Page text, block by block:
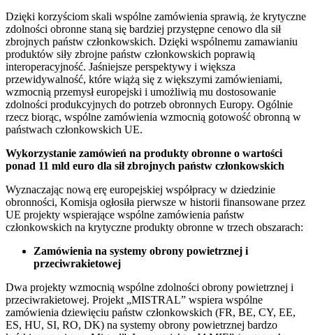
Dzięki korzyściom skali wspólne zamówienia sprawią, że krytyczne
zdolności obronne staną się bardziej przystępne cenowo dla sił
zbrojnych państw członkowskich. Dzięki wspólnemu zamawianiu
produktów siły zbrojne państw członkowskich poprawią
interoperacyjność. Jaśniejsze perspektywy i większa
przewidywalność, które wiążą się z większymi zamówieniami,
wzmocnią przemysł europejski i umożliwią mu dostosowanie
zdolności produkcyjnych do potrzeb obronnych Europy. Ogólnie
rzecz biorąc, wspólne zamówienia wzmocnią gotowość obronną w
państwach członkowskich UE.
Wykorzystanie zamówień na produkty obronne o wartości
ponad 11 mld euro dla sił zbrojnych państw członkowskich
Wyznaczając nową erę europejskiej współpracy w dziedzinie
obronności, Komisja ogłosiła pierwsze w historii finansowane przez
UE projekty wspierające wspólne zamówienia państw
członkowskich na krytyczne produkty obronne w trzech obszarach:
Zamówienia na systemy obrony powietrznej i
przeciwrakietowej
Dwa projekty wzmocnią wspólne zdolności obrony powietrznej i
przeciwrakietowej. Projekt „MISTRAL” wspiera wspólne
zamówienia dziewięciu państw członkowskich (FR, BE, CY, EE,
ES, HU, SI, RO, DK) na systemy obrony powietrznej bardzo